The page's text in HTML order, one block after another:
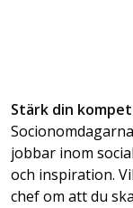
Stärk din
jobbar inom
och inspiration.
chef om att du